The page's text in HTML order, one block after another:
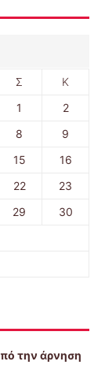
Σ Κ
1
2
8
9
15
16
22
23
29
30
την άρνηση